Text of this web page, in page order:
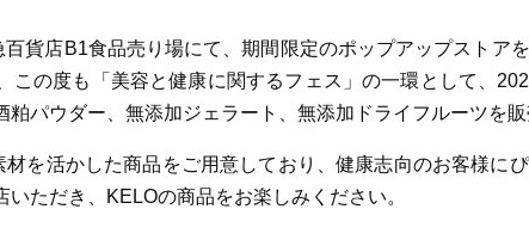
貨店B1食品売り場にて、期間限定のポップアップストア
この度も「美容と健康に関するフェス」の一環として、
粕パウダー、無添加ジェラート、無添加ドライフルーツを販
を活かした商品をご用意しており、健康志向のお客様に
ただき、KELOの商品をお楽しみください。